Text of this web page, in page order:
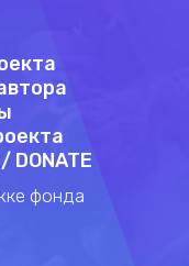
фонда